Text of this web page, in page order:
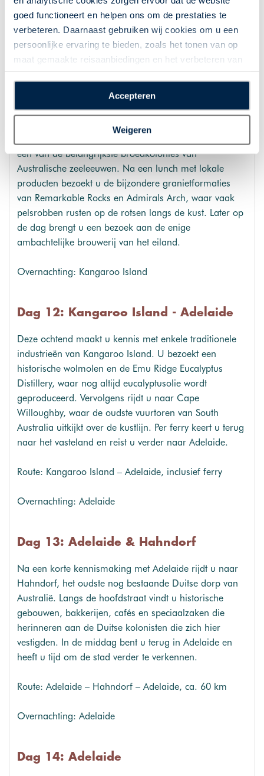
goed functioneert en helpen ons om de prestaties te
verbeteren. Daarnaast gebruiken wij cookies om u een
persoonlijke ervaring te bieden, zoals het tonen van op
maat gemaakte reisaanbiedingen en het verbeteren van
plaatsen van alle hierboven beschreven cookies en
technologieën, waarmee persoonlijke gegevens kunnen
worden verzameld. Indien u kiest voor “Weigeren”
plaatsen wij enkel functionele cookies, en zal er geen
sprake zijn van gepersonaliseerde content.
Accepteren
Weigeren
Route: Naracoorte – Kangaroo Island, ca. 350 km
inclusief ferry
Overnachting: Kangaroo Island
Dag 11: Kangaroo Island
Vandaag staat volledig in het teken van de natuur van
een van de belangrijkste broedkolonies van
Australische zeeleeuwen. Na een lunch met lokale
producten bezoekt u de bijzondere granietformaties
van Remarkable Rocks en Admirals Arch, waar vaak
pelsrobben rusten op de rotsen langs de kust. Later op
de dag brengt u een bezoek aan de enige
ambachtelijke brouwerij van het eiland.
Overnachting: Kangaroo Island
Dag 12: Kangaroo Island - Adelaide
Deze ochtend maakt u kennis met enkele traditionele
industrieën van Kangaroo Island. U bezoekt een
historische wolmolen en de Emu Ridge Eucalyptus
Distillery, waar nog altijd eucalyptusolie wordt
geproduceerd. Vervolgens rijdt u naar Cape
Willoughby, waar de oudste vuurtoren van South
Australia uitkijkt over de kustlijn. Per ferry keert u terug
naar het vasteland en reist u verder naar Adelaide.
Route: Kangaroo Island – Adelaide, inclusief ferry
Overnachting: Adelaide
Dag 13: Adelaide & Hahndorf
Na een korte kennismaking met Adelaide rijdt u naar
Hahndorf, het oudste nog bestaande Duitse dorp van
Australië. Langs de hoofdstraat vindt u historische
gebouwen, bakkerijen, cafés en speciaalzaken die
herinneren aan de Duitse kolonisten die zich hier
vestigden. In de middag bent u terug in Adelaide en
heeft u tijd om de stad verder te verkennen.
Route: Adelaide – Hahndorf – Adelaide, ca. 60 km
Overnachting: Adelaide
Dag 14: Adelaide